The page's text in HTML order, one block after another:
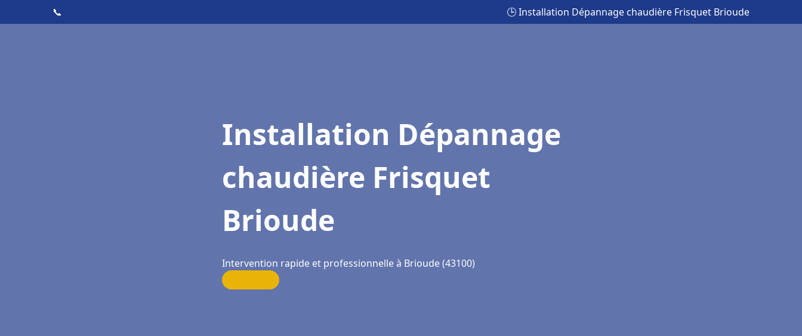
📞 🕒 Installation Dépannage chaudière Frisquet Brioude
Installation Dépannage
chaudière Frisquet
Brioude
Intervention rapide et professionnelle à Brioude (43100)